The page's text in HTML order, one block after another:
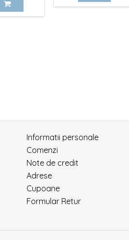
Informatii personale
Comenzi
Note de credit
Adrese
Cupoane
Formular Retur